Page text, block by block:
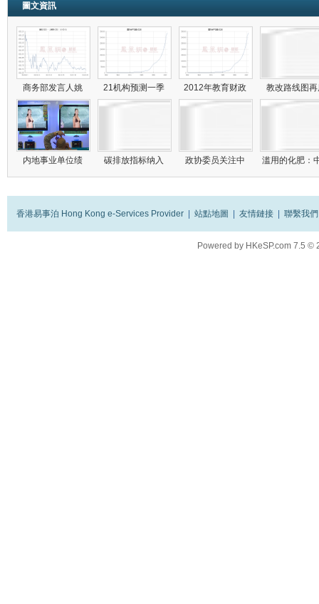
圖文資訊
商务部发言人姚 21机构预测一季 2012年教育财政 教改路线图
内地事业单位绩 碳排放指标纳入 政协委员关注中 滥用的化肥：
香港易事泊 Hong Kong e-Services Provider 站點地圖 友情鏈接 聯繫我們
Powered by HKeSP.com 7.5 ©